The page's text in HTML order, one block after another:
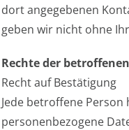
dort angegebenen
geben wir nicht ohne
Rechte der
Recht auf Bestätigung
Jede betroffene
personenbezogene